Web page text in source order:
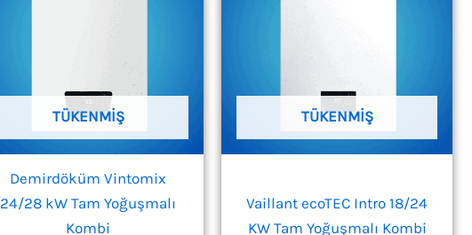
TÜKENMIŞ
Demirdöküm Vintomix
24/28 kW Tam Yoğuşmalı
Kombi
TÜKENMIŞ
Vaillant ecoTEC Intro 18/24
KW Tam Yoğuşmalı Kombi